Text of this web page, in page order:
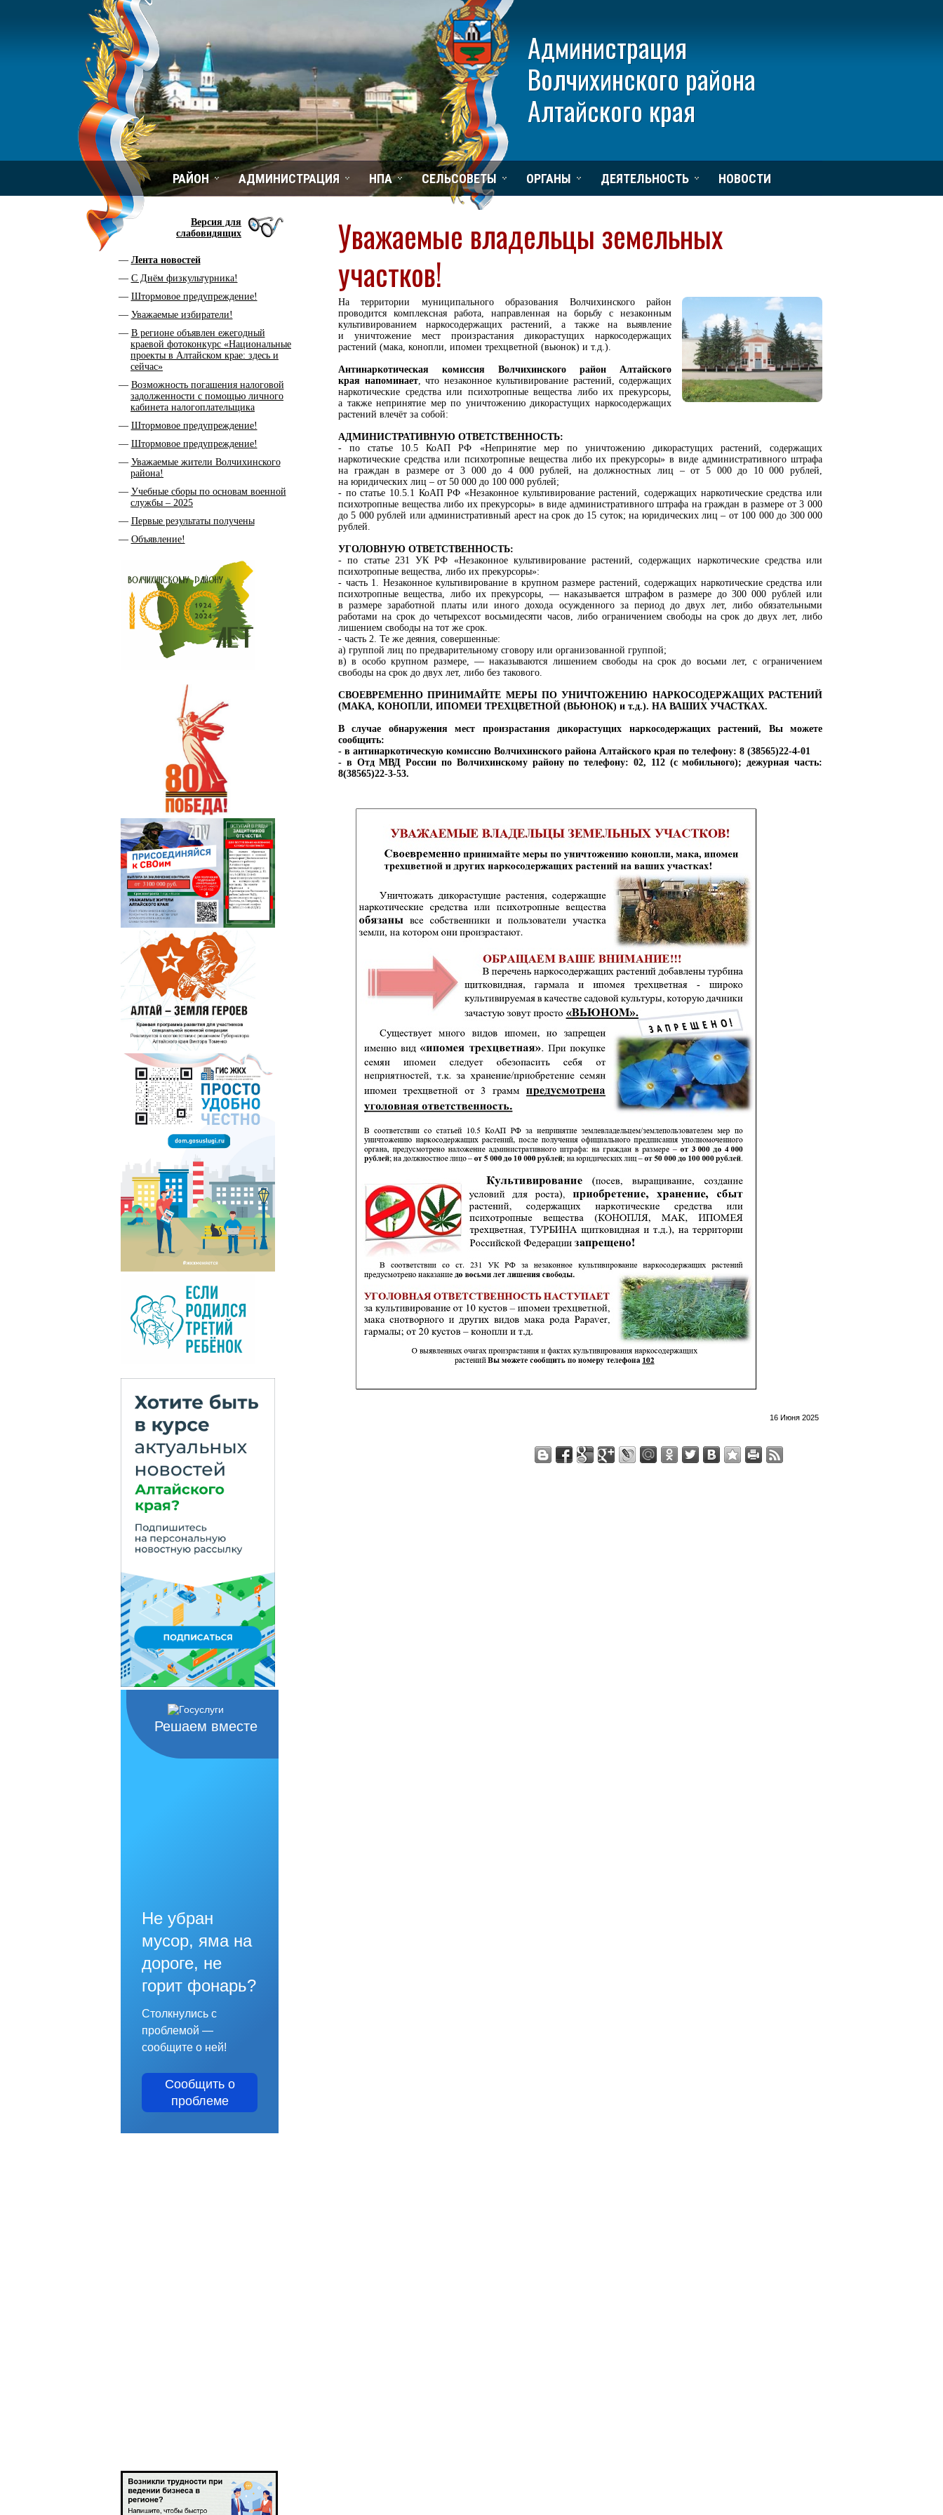
Администрация
Волчихинского района
Алтайского края
РАЙОН АДМИНИСТРАЦИЯ НПА СЕЛЬСОВЕТЫ ОРГАНЫ ДЕЯТЕЛЬНОСТЬ НОВОСТИ
Версия для
слабовидящих
Лента новостей
С Днём физкультурника!
Штормовое предупреждение!
Уважаемые избиратели!
В регионе объявлен ежегодный
краевой фотоконкурс «Национальные
проекты в Алтайском крае: здесь и
сейчас»
Возможность погашения налоговой
задолженности с помощью личного
кабинета налогоплательщика
Штормовое предупреждение!
Штормовое предупреждение!
Уважаемые жители Волчихинского
района!
Учебные сборы по основам военной
службы – 2025
Первые результаты получены
Объявление!
Решаем вместе
Не убран
мусор, яма на
дороге, не
горит фонарь?
Столкнулись с
проблемой —
сообщите о ней!
Сообщить о
проблеме
Уважаемые владельцы земельных
участков!
На территории муниципального образования Волчихинского район
проводится комплексная работа, направленная на борьбу с незаконным
культивированием наркосодержащих растений, а также на выявление
и уничтожение мест произрастания дикорастущих наркосодержащих
растений (мака, конопли, ипомеи трехцветной (вьюнок) и т.д.).
Антинаркотическая комиссия Волчихинского район Алтайского
края напоминает, что незаконное культивирование растений, содержащих
наркотические средства или психотропные вещества либо их прекурсоры,
а также непринятие мер по уничтожению дикорастущих наркосодержащих
растений влечёт за собой:
АДМИНИСТРАТИВНУЮ ОТВЕТСТВЕННОСТЬ:
- по статье 10.5 КоАП РФ «Непринятие мер по уничтожению дикорастущих растений, содержащих
наркотические средства или психотропные вещества либо их прекурсоры» в виде административного штрафа
на граждан в размере от 3 000 до 4 000 рублей, на должностных лиц – от 5 000 до 10 000 рублей,
на юридических лиц – от 50 000 до 100 000 рублей;
- по статье 10.5.1 КоАП РФ «Незаконное культивирование растений, содержащих наркотические средства или
психотропные вещества либо их прекурсоры» в виде административного штрафа на граждан в размере от 3 000
до 5 000 рублей или административный арест на срок до 15 суток; на юридических лиц – от 100 000 до 300 000
рублей.
УГОЛОВНУЮ ОТВЕТСТВЕННОСТЬ:
- по статье 231 УК РФ «Незаконное культивирование растений, содержащих наркотические средства или
психотропные вещества, либо их прекурсоры»:
- часть 1. Незаконное культивирование в крупном размере растений, содержащих наркотические средства или
психотропные вещества, либо их прекурсоры, — наказывается штрафом в размере до 300 000 рублей или
в размере заработной платы или иного дохода осужденного за период до двух лет, либо обязательными
работами на срок до четырехсот восьмидесяти часов, либо ограничением свободы на срок до двух лет, либо
лишением свободы на тот же срок.
- часть 2. Те же деяния, совершенные:
а) группой лиц по предварительному сговору или организованной группой;
в) в особо крупном размере, — наказываются лишением свободы на срок до восьми лет, с ограничением
свободы на срок до двух лет, либо без такового.
СВОЕВРЕМЕННО ПРИНИМАЙТЕ МЕРЫ ПО УНИЧТОЖЕНИЮ НАРКОСОДЕРЖАЩИХ РАСТЕНИЙ
(МАКА, КОНОПЛИ, ИПОМЕИ ТРЕХЦВЕТНОЙ (ВЬЮНОК) и т.д.). НА ВАШИХ УЧАСТКАХ.
В случае обнаружения мест произрастания дикорастущих наркосодержащих растений, Вы можете
сообщить:
- в антинаркотическую комиссию Волчихинского района Алтайского края по телефону: 8 (38565)22-4-01
- в Отд МВД России по Волчихинскому району по телефону: 02, 112 (с мобильного); дежурная часть:
8(38565)22-3-53.
16 Июня 2025